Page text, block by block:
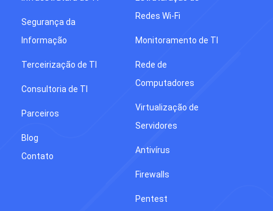
Segurança da
Informação
Terceirização de TI
Consultoria de TI
Parceiros
Blog
Contato
Redes Wi-Fi
Monitoramento de TI
Rede de
Computadores
Virtualização de
Servidores
Antivírus
Firewalls
Pentest